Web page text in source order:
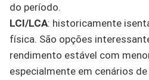
do período.
LCI/LCA: historicamente
física. São opções
rendimento estável com
especialmente em cenários